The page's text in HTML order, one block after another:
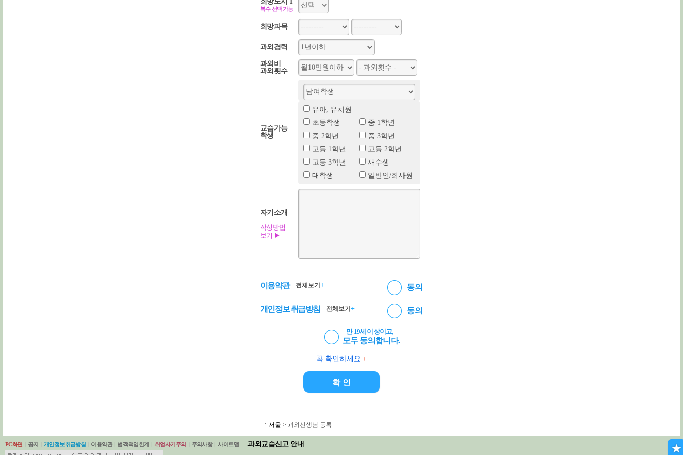
복수 선택가능
희망과목
과외경력
과외비
과외횟수
교습가능
학생
유아, 유치원
초등학생
중 1학년
중 2학년
중 3학년
고등 1학년
고등 2학년
고등 3학년
재수생
대학생
일반인/회사원
자기소개
작성방법
보기 ▶
이용약관 전체보기 + 동의
개인정보 취급방침 전체보기 + 동의
만 19세 이상이고,
모두 동의합니다.
꼭 확인하세요 +
서울 > 과외선생님 등록
PC화면 공지 개인정보취급방침 이용약관 법적책임한계 취업사기주의 주의사항 사이트맵 과외교습신고 안내